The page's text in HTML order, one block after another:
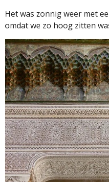
Het was zonnig weer met
omdat we zo hoog zitten